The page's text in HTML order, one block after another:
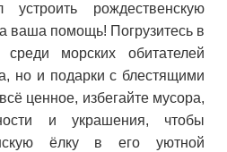
рождественскую
ваша помощь! Погрузитесь в
морских обитателей
но и подарки с блестящими
ценное, избегайте мусора,
и украшения, чтобы
ёлку в его уютной